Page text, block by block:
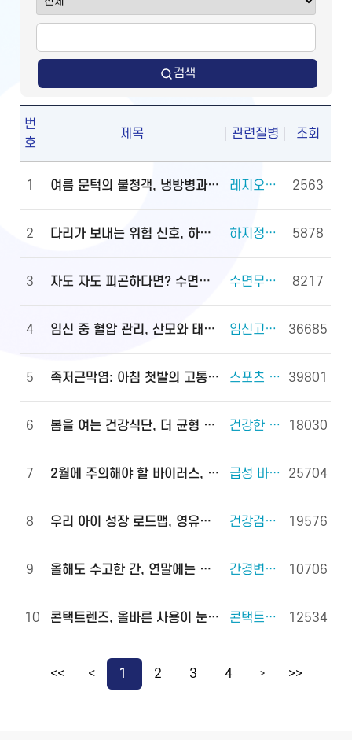
검색
번
호
제목 관련질병 조회
1 여름 문턱의 불청객, 냉방병과 기립저혈압 관리법 레지오넬라증 외 2건 2563
2 다리가 보내는 위험 신호, 하지정맥류 하지정맥류 외 3건 5878
3 자도 자도 피곤하다면? 수면무호흡증 진단·관리법 수면무호흡증 외 2건 8217
4 임신 중 혈압 관리, 산모와 태아를 지키는 첫걸음 임신고혈압과 전자간증(임신중독증) 외 4건 36685
5 족저근막염: 아침 첫발의 고통, 원인과 대처법 스포츠 손상과 안전(족관절(발목 관절) 손상) 외 2건 39801
6 봄을 여는 건강식단, 더 균형 있게! 건강한 체중조절을 위한 식사 외 6건 18030
7 2월에 주의해야 할 바이러스, 이렇게 예방하세요! 급성 바이러스 위장관염 외 2건 25704
8 우리 아이 성장 로드맵, 영유아 건강검진으로 완성하세요! 건강검진(국가건강검진) 외 2건 19576
9 올해도 수고한 간, 연말에는 쉬게 해 주세요! 간경변증 외 3건 10706
10 콘택트렌즈, 올바른 사용이 눈 건강을 지킵니다! 콘택트렌즈 외 2건 12534
<< < 1 2 3 4 > >>